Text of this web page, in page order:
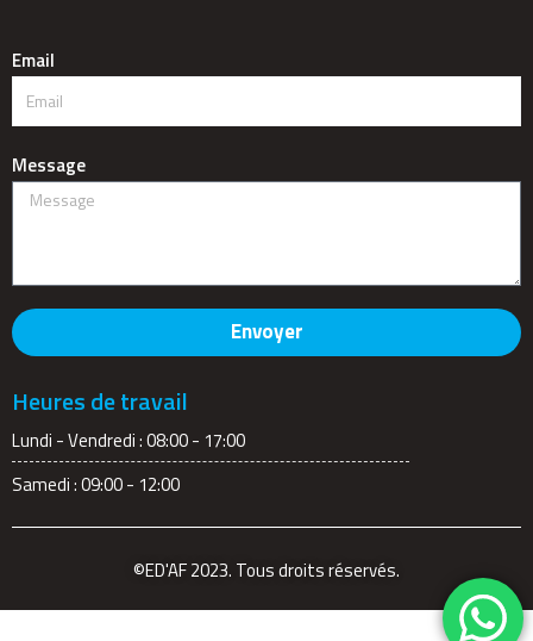
Email
Message
Envoyer
Heures de travail
Lundi - Vendredi : 08:00 - 17:00
Samedi : 09:00 - 12:00
©ED'AF 2023. Tous droits réservés.